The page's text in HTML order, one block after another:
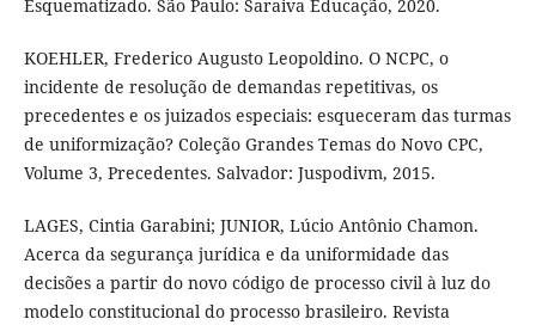
Esquematizado. São Paulo: Saraiva Educação, 2020.
KOEHLER, Frederico Augusto Leopoldino. O NCPC, o
incidente de resolução de demandas repetitivas, os
precedentes e os juizados especiais: esqueceram das turmas
de uniformização? Coleção Grandes Temas do Novo CPC,
Volume 3, Precedentes. Salvador: Juspodivm, 2015.
LAGES, Cintia Garabini; JUNIOR, Lúcio Antônio Chamon.
Acerca da segurança jurídica e da uniformidade das
decisões a partir do novo código de processo civil à luz do
modelo constitucional do processo brasileiro. Revista